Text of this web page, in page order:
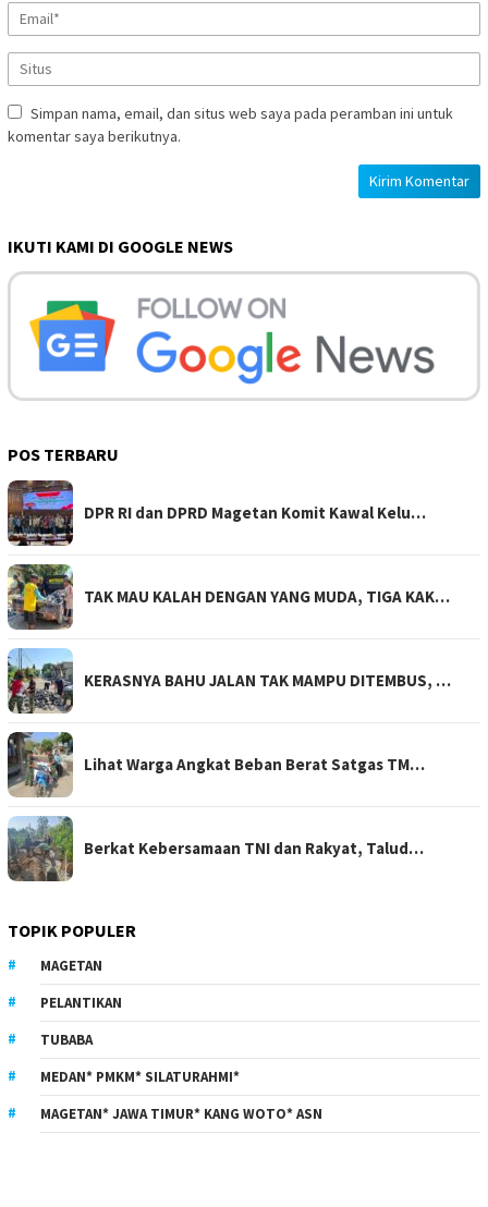
Simpan nama, email, dan situs web saya pada peramban ini untuk
komentar saya berikutnya.
IKUTI KAMI DI GOOGLE NEWS
POS TERBARU
DPR RI dan DPRD Magetan Komit Kawal Kelu…
TAK MAU KALAH DENGAN YANG MUDA, TIGA KAK…
KERASNYA BAHU JALAN TAK MAMPU DITEMBUS, …
Lihat Warga Angkat Beban Berat Satgas TM…
Berkat Kebersamaan TNI dan Rakyat, Talud…
TOPIK POPULER
MAGETAN
PELANTIKAN
TUBABA
MEDAN* PMKM* SILATURAHMI*
MAGETAN* JAWA TIMUR* KANG WOTO* ASN